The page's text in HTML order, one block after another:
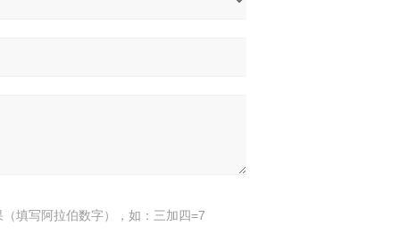
填写阿拉伯数字），如：三加四=7